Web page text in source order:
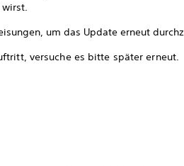
um das Update erneut
versuche es bitte später erneut.